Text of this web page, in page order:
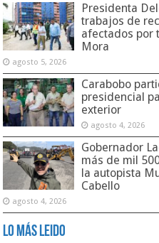
Presidenta
trabajos de
afectados por
Mora
agosto 5, 2026
Carabobo
presidencial
exterior
agosto 4, 2026
Gobernador
más de mil
la autopista
Cabello
agosto 4, 2026
Lo Más Leido